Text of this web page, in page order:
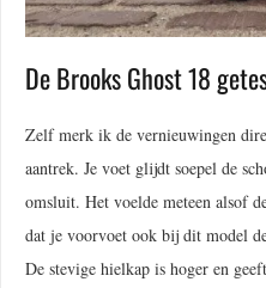
De Brooks Ghost 18
Zelf merk ik de vernieuwingen
aantrek. Je voet glijdt soepel de
omsluit. Het voelde meteen alsof
dat je voorvoet ook bij dit model
De stevige hielkap is hoger en